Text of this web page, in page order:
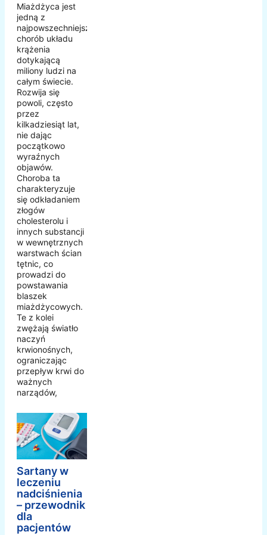
Miażdżyca jest
jedną z
najpowszechniejszych
chorób układu
krążenia
dotykającą
miliony ludzi na
całym świecie.
Rozwija się
powoli, często
przez
kilkadziesiąt lat,
nie dając
początkowo
wyraźnych
objawów.
Choroba ta
charakteryzuje
się odkładaniem
złogów
cholesterolu i
innych substancji
w wewnętrznych
warstwach ścian
tętnic, co
prowadzi do
powstawania
blaszek
miażdżycowych.
Te z kolei
zwężają światło
naczyń
krwionośnych,
ograniczając
przepływ krwi do
ważnych
narządów,
Sartany w
leczeniu
nadciśnienia
– przewodnik
dla
pacjentów